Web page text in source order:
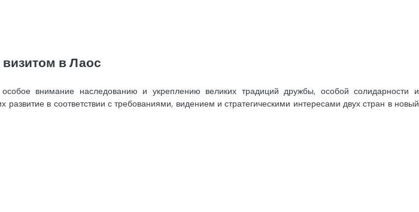
в Лаос
внимание наследованию и укреплению великих традиций дружбы, особой солидарности и
в соответствии с требованиями, видением и стратегическими интересами двух стран в новый